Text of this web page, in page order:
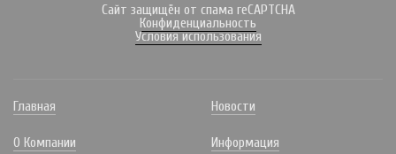
Сайт защищён от спама reCAPTCHA
Конфиденциальность
Условия использования
Главная
О Компании
Новости
Информация